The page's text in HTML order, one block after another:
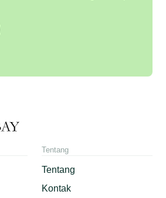
Tentang
Tentang
Kontak